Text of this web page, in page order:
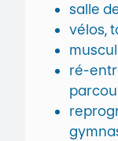
salle
vélos,
ré-